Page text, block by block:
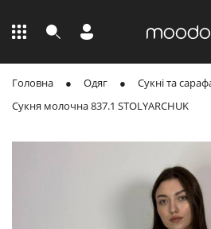
Головна Одяг
Сукні та
Сукня молочна 837.1 STOLYARCHUK